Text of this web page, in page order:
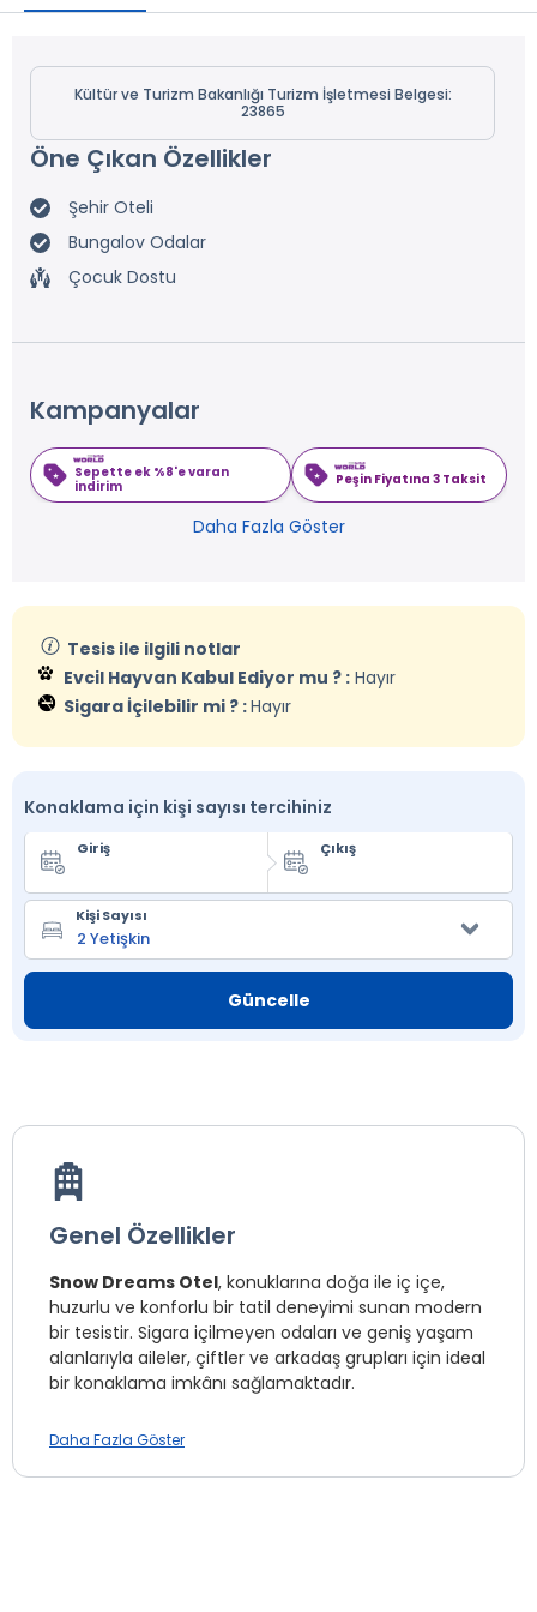
Kültür ve Turizm Bakanlığı Turizm İşletmesi Belgesi:
23865
Öne Çıkan Özellikler
Şehir Oteli
Bungalov Odalar
Çocuk Dostu
Kampanyalar
Sepette ek %8'e varan
indirim
Peşin Fiyatına 3 Taksit
Daha Fazla Göster
Tesis ile ilgili notlar
Evcil Hayvan Kabul Ediyor mu ? : Hayır
Sigara İçilebilir mi ? :Hayır
Konaklama için kişi sayısı tercihiniz
Giriş Çıkış
Kişi Sayısı
Güncelle
Genel Özellikler
Snow Dreams Otel, konuklarına doğa ile iç içe,
huzurlu ve konforlu bir tatil deneyimi sunan modern
bir tesistir. Sigara içilmeyen odaları ve geniş yaşam
alanlarıyla aileler, çiftler ve arkadaş grupları için ideal
bir konaklama imkânı sağlamaktadır.
Tesisimizde farklı ihtiyaçlara uygun olarak
Daha Fazla Göster